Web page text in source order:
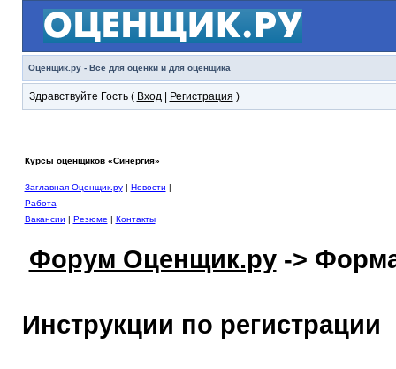
Оценщик.ру - Все для оценки и для оценщика
Здравствуйте Гость ( Вход| Регистрация )
Курсы оценщиков «Синергия»
Заглавная Оценщик.ру| Новости |
Работа
Вакансии | Резюме | Контакты
Форум Оценщик.ру->
Инструкции по регистрации